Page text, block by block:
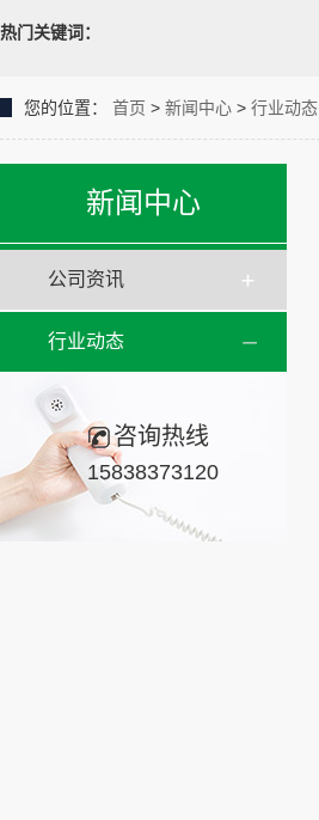
热门关键词：
您的位置： 首页 > 新闻中心 > 行业动态
新闻中心
公司资讯
行业动态
咨询热线
15838373120